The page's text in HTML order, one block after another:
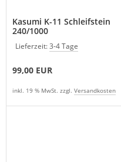
Kasumi K-11 Schleifstein
240/1000
Lieferzeit:3-4 Tage
99,00 EUR
inkl. 19 % MwSt. zzgl. Versandkosten